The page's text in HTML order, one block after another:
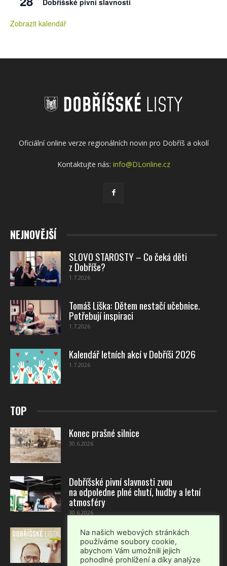
Dobříšské pivní slavnosti
Zobrazit kalendář
Oficiální online verze regionálních novin pro Dobříš a okolí
Kontaktujte nás: info@DLonline.cz
NEJNOVĚJŠÍ
SLOVO STAROSTY – Co čeká děti
z Dobříše?
1.7.2026
Tomáš Liška: Dětem nestačí učebnice.
Potřebují inspiraci
1.7.2026
Kalendář letních akcí v Dobříši 2026
1.7.2026
TOP
Konec prašné silnice
30.6.2026
Dobříšské pivní slavnosti zvou
na odpoledne plné chutí, hudby a letní
atmosféry
30.6.2026
Dobříšské listy – červenec-srpen 2026
1.7.2026
Na našich webových stránkách
používáme soubory cookie,
abychom Vám umožnili jejich
pohodlné prohlížení a díky analýze